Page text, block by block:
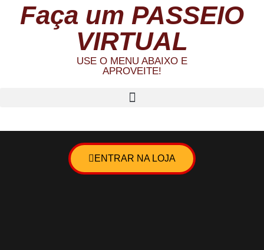
Faça um PASSEIO
VIRTUAL
USE O MENU ABAIXO E
APROVEITE!
ENTRAR NA LOJA